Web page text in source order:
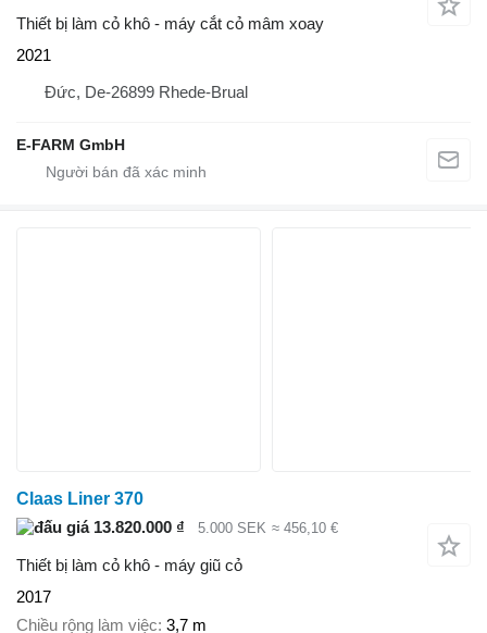
Thiết bị làm cỏ khô - máy cắt cỏ mâm xoay
2021
Đức, De-26899 Rhede-Brual
E-FARM GmbH
Claas Liner 370
13.820.000 ₫
5.000 SEK ≈ 456,10 €
Thiết bị làm cỏ khô - máy giũ cỏ
2017
Chiều rộng làm việc 3,7 m